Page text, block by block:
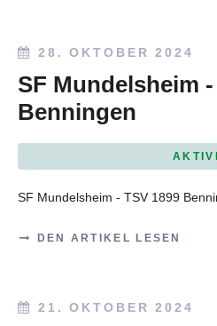
28. OKTOBER 2024
SF Mundelsheim -
Benningen
SF Mundelsheim - TSV 1899
DEN ARTIKEL LESEN
21. OKTOBER 2024